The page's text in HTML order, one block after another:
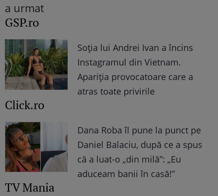
GSP.ro
Soția lui Andrei Ivan a încins
Instagramul din Vietnam.
Apariția provocatoare care a
atras toate privirile
Click.ro
Dana Roba îl pune la punct pe
Daniel Balaciu, după ce a spus
că a luat-o „din milă”: „Eu
aduceam banii în casă!”
TV Mania